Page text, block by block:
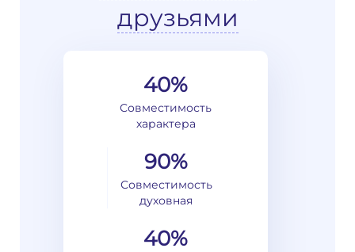
друзьями
40%
Совместимость
характера
90%
Совместимость
духовная
40%